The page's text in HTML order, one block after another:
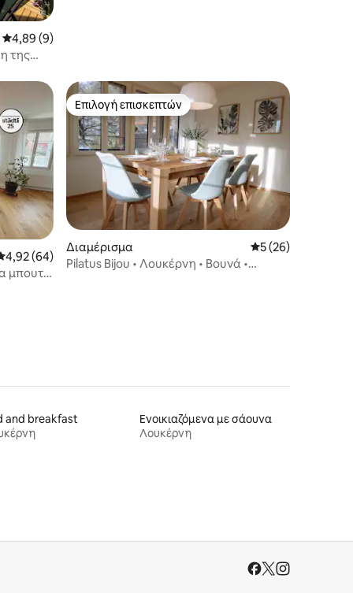
Μέση βαθμολογία: 4,89 στα 5, 9 κριτικές
4,89 (9)
της
βαθμολογία: 4,92 στα 5, 64 κριτικές
4,92 (64)
μπουτίκ
Επιλογή επισκεπτών
Επιλογή επισκεπτών
Διαμέρισμα Μέση βαθμολογία:
5 (26)
Pilatus Bijou • Λουκέρνη • Βουνά •
and breakfast
Ενοικιαζόμενα με σάουνα
Λουκέρνη